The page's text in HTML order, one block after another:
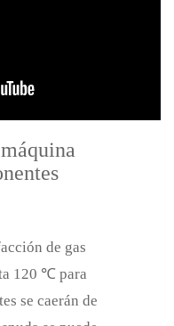
de gas
120 ℃ para
se caerán de